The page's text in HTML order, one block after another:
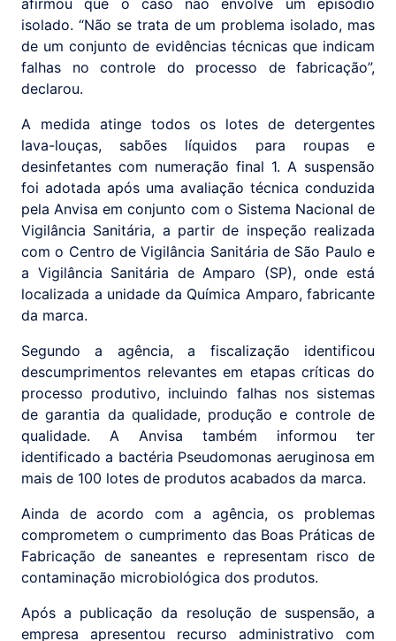
afirmou que o caso não envolve um episódio
isolado. “Não se trata de um problema isolado, mas
de um conjunto de evidências técnicas que indicam
falhas no controle do processo de fabricação”,
declarou.
A medida atinge todos os lotes de detergentes
lava-louças, sabões líquidos para roupas e
desinfetantes com numeração final 1. A suspensão
foi adotada após uma avaliação técnica conduzida
pela Anvisa em conjunto com o Sistema Nacional de
Vigilância Sanitária, a partir de inspeção realizada
com o Centro de Vigilância Sanitária de São Paulo e
a Vigilância Sanitária de Amparo (SP), onde está
localizada a unidade da Química Amparo, fabricante
da marca.
Segundo a agência, a fiscalização identificou
descumprimentos relevantes em etapas críticas do
processo produtivo, incluindo falhas nos sistemas
de garantia da qualidade, produção e controle de
qualidade. A Anvisa também informou ter
identificado a bactéria Pseudomonas aeruginosa em
mais de 100 lotes de produtos acabados da marca.
Ainda de acordo com a agência, os problemas
comprometem o cumprimento das Boas Práticas de
Fabricação de saneantes e representam risco de
contaminação microbiológica dos produtos.
Após a publicação da resolução de suspensão, a
empresa apresentou recurso administrativo com